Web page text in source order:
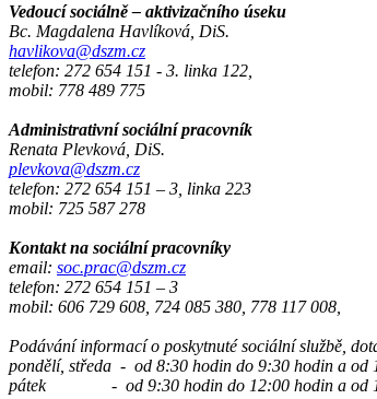
Vedoucí sociálně – aktivizačního úseku
Bc. Magdalena Havlíková, DiS.
havlikova@dszm.cz
telefon: 272 654 151 - 3. linka 122,
mobil: 778 489 775
Administrativní sociální pracovník
Renata Plevková, DiS.
plevkova@dszm.cz
telefon: 272 654 151 – 3, linka 223
mobil: 725 587 278
Kontakt na sociální pracovníky
email: soc.prac@dszm.cz
telefon: 272 654 151 – 3
mobil: 606 729 608, 724 085 380, 778 117 008,
Podávání informací o poskytnuté sociální službě,
pondělí, středa - od 8:30 hodin do 9:30 hodin a od
pátek - od 9:30 hodin do 12:00 hodin a od